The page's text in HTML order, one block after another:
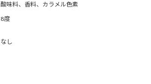
酸味料、香料、カラメル色素
8度
なし